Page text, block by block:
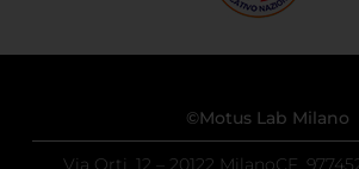
©Motus Lab Milano
Via Orti, 12 – 20122 MilanoCF.